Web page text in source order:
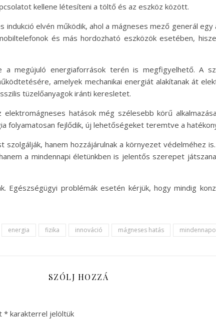
kellene létesíteni a töltő és az eszköz között.
elvén működik, ahol a mágneses mező generál
és más hordozható eszközök esetében,
a megújuló energiaforrások terén is megfigyelhető. A
amelyek mechanikai energiát alakítanak át
tüzelőanyagok iránti keresletet.
hatások még szélesebb körű
folyamatosan fejlődik, új lehetőségeket teremtve a
szolgálják, hanem hozzájárulnak a környezet védelméhez
a mindennapi életünkben is jelentős szerepet
Egészségügyi problémák esetén kérjük, hogy mindig
energia fizika innováció mágneses hatás
SZÓLJ HOZZÁ
* karakterrel jelöltük